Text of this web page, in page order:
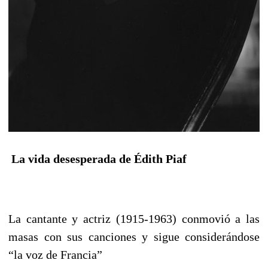
La vida desesperada de Édith Piaf
La cantante y actriz (1915-1963) conmovió a las
masas con sus canciones y sigue considerándose
“la voz de Francia”